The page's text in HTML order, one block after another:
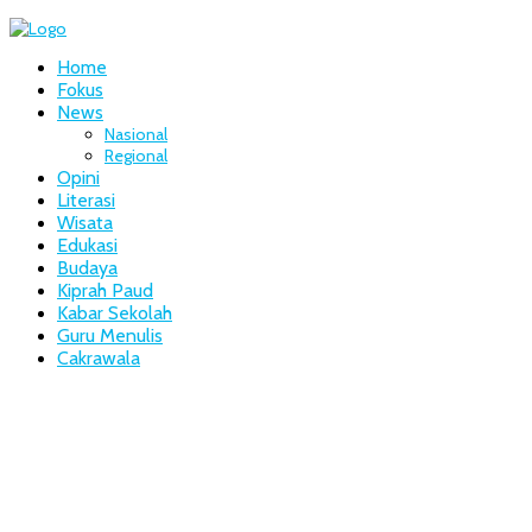
Home
Fokus
News
Nasional
Regional
Opini
Literasi
Wisata
Edukasi
Budaya
Kiprah Paud
Kabar Sekolah
Guru Menulis
Cakrawala